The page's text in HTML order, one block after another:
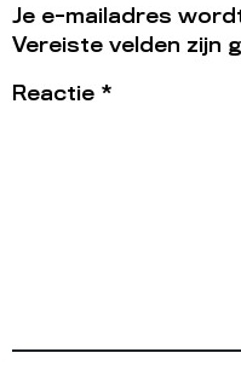
Je e-mailadres
Vereiste velden zijn
Reactie *